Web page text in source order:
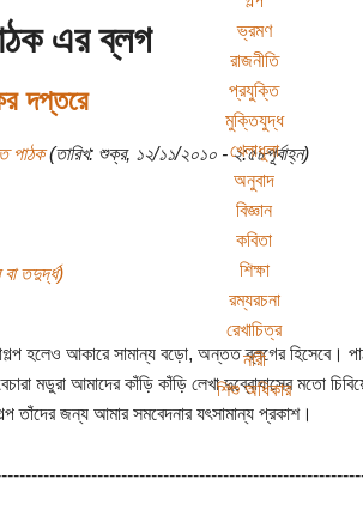
ভ্রমণ
রাজনীতি
প্রযুক্তি
মুক্তিযুদ্ধ
খেলাধুলা
অনুবাদ
বিজ্ঞান
কবিতা
শিক্ষা
রম্যরচনা
রেখাচিত্র
নারী
শিশু অধিকার
এর ব্লগ
দপ্তরে
পাঠক(তারিখ: শুক্র, ১২/১১/২০১০ - ২:৫৮পূর্বাহ্ন)
তদুর্দ্ধ)
হলেও আকারে সামান্য বড়ো, অন্তত ব্লগের হিসেবে।
মডুরা আমাদের কাঁড়ি কাঁড়ি লেখা দুব্বোঘাসের মতো
তাঁদের জন্য আমার সমবেদনার যৎসামান্য প্রকাশ।